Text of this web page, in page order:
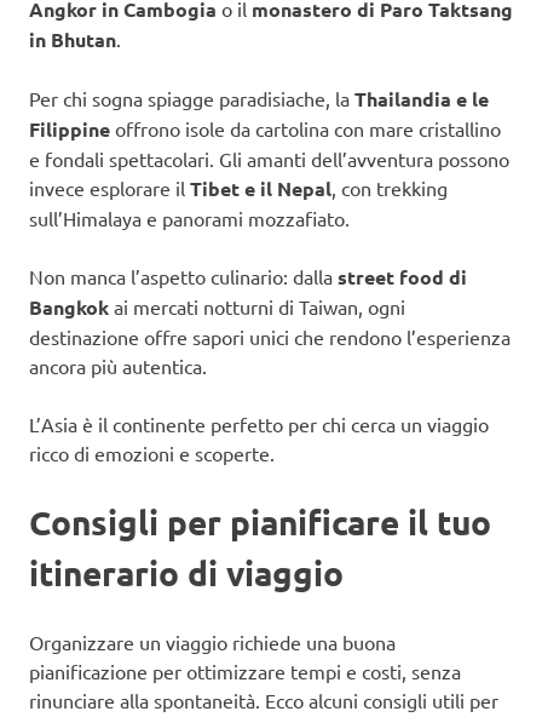
Angkor in Cambogia o il monastero di Paro Taktsang
in Bhutan
Per chi sogna spiagge paradisiache, la Thailandia e le
Filippine offrono isole da cartolina con mare cristallino
e fondali spettacolari. Gli amanti dell’avventura possono
invece esplorare il Tibet e il Nepal , con trekking
sull’Himalaya e panorami mozzafiato.
Non manca l’aspetto culinario: dalla street food di
Bangkok ai mercati notturni di Taiwan, ogni
destinazione offre sapori unici che rendono l’esperienza
ancora più autentica.
L’Asia è il continente perfetto per chi cerca un viaggio
ricco di emozioni e scoperte.
Consigli per pianificare il tuo
itinerario di viaggio
Organizzare un viaggio richiede una buona
pianificazione per ottimizzare tempi e costi, senza
rinunciare alla spontaneità. Ecco alcuni consigli utili per